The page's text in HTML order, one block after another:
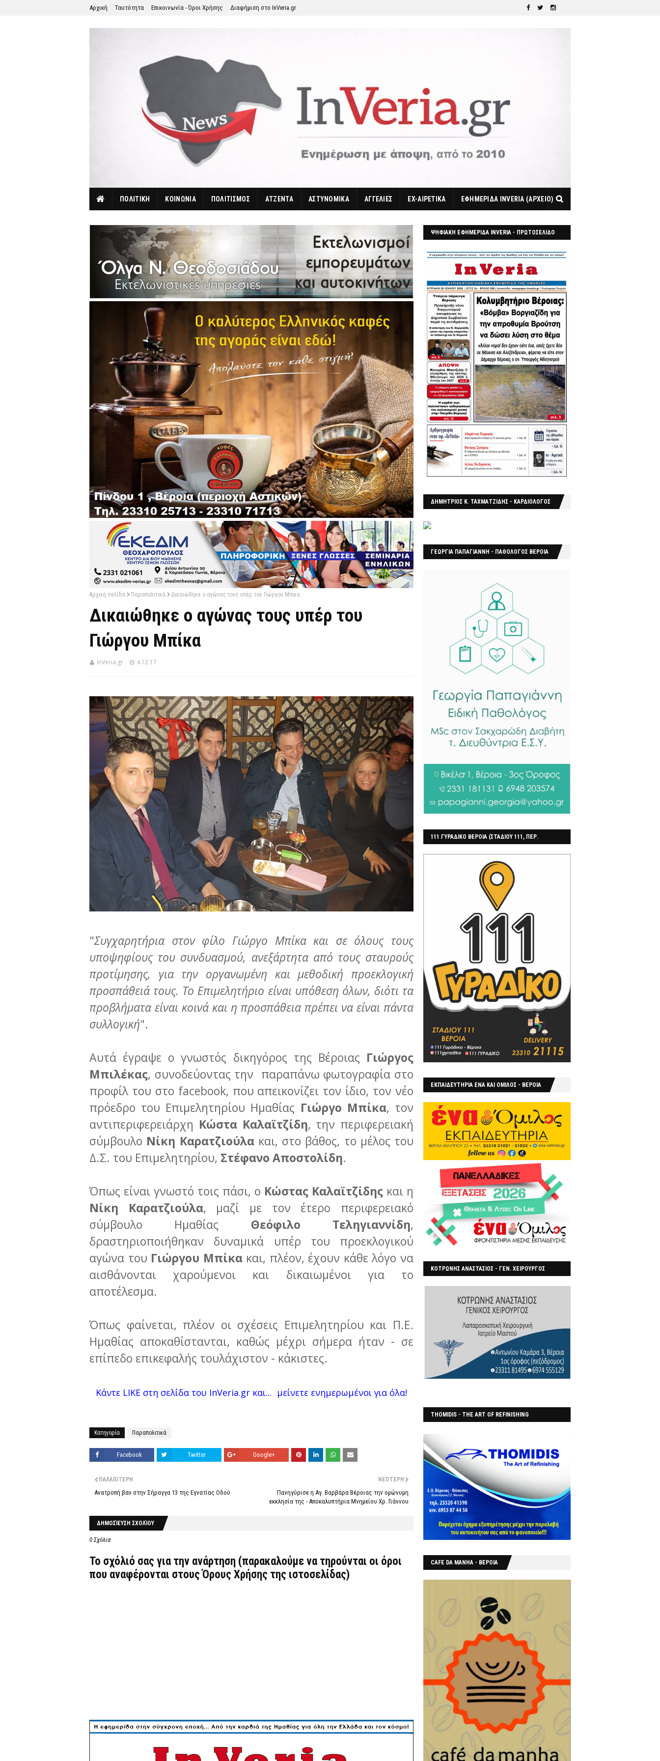
Αρχική Ταυτότητα Επικοινωνία - Όροι Χρήσης Διαφήμιση στο InVeria.gr
ΠΟΛΙΤΙΚΗ ΚΟΙΝΩΝΙΑ ΠΟΛΙΤΙΣΜΟΣ ΑΤΖΕΝΤΑ ΑΣΤΥΝΟΜΙΚΑ ΑΓΓΕΛΙΕΣ EX-ΑΙΡΕΤΙΚΑ ΕΦΗΜΕΡΙΔΑ INVERIA (ΑΡΧΕΙΟ)
Αρχική σελίδα Παραπολιτικά Δικαιώθηκε ο αγώνας τους υπέρ του Γιώργου Μπίκα
Δικαιώθηκε ο αγώνας τους υπέρ του
Γιώργου Μπίκα
InVeria.gr 4.12.17
"Συγχαρητήρια στον φίλο Γιώργο Μπίκα και σε όλους τους
υποψηφίους του συνδυασμού, ανεξάρτητα από τους σταυρούς
προτίμησης, για την οργανωμένη και μεθοδική προεκλογική
προσπάθειά τους. Το Επιμελητήριο είναι υπόθεση όλων, διότι τα
προβλήματα είναι κοινά και η προσπάθεια πρέπει να είναι πάντα
συλλογική".
Αυτά έγραψε ο γνωστός δικηγόρος της Βέροιας Γιώργος
Μπιλέκας, συνοδεύοντας την παραπάνω φωτογραφία στο
προφίλ του στο facebook, που απεικονίζει τον ίδιο, τον νέο
πρόεδρο του Επιμελητηρίου Ημαθίας Γιώργο Μπίκα, τον
αντιπεριφερειάρχη Κώστα Καλαϊτζίδη, την περιφερειακή
σύμβουλο Νίκη Καρατζιούλακαι, στο βάθος, το μέλος του
Δ.Σ. του Επιμελητηρίου, Στέφανο Αποστολίδη.
Όπως είναι γνωστό τοις πάσι, ο Κώστας Καλαϊτζίδης και η
Νίκη Καρατζιούλα, μαζί με τον έτερο περιφερειακό
σύμβουλο Ημαθίας Θεόφιλο Τεληγιαννίδη,
δραστηριοποιήθηκαν δυναμικά υπέρ του προεκλογικού
αγώνα του Γιώργου Μπίκακαι, πλέον, έχουν κάθε λόγο να
αισθάνονται χαρούμενοι και δικαιωμένοι για το
αποτέλεσμα.
Όπως φαίνεται, πλέον οι σχέσεις Επιμελητηρίου και Π.Ε.
Ημαθίας αποκαθίστανται, καθώς μέχρι σήμερα ήταν - σε
επίπεδο επικεφαλής τουλάχιστον - κάκιστες.
Κάντε LIKE στη σελίδα του InVeria.gr και... μείνετε ενημερωμένοι για όλα!
Κατηγορία Παραπολιτικά
Facebook Twitter Google+
ΝΕΌΤΕΡΗ
Πανηγύρισε η Αγ. Βαρβάρα Βέροιας την ομώνυμη
εκκλησία της - Αποκαλυπτήρια Μνημείου Χρ. Γιάννου
ΠΑΛΑΙΌΤΕΡΗ
Ανατροπή βαν στην Σήραγγα 13 της Εγνατίας Οδού
ΔΗΜΟΣΊΕΥΣΗ ΣΧΟΛΊΟΥ
0 Σχόλια
Το σχόλιό σας για την ανάρτηση (παρακαλούμε να τηρούνται οι όροι
που αναφέρονται στουςΌρους Χρήσης της ιστοσελίδας)
ΨΗΦΙΑΚΗ ΕΦΗΜΕΡΙΔΑ INVERIA - ΠΡΩΤΟΣΕΛΙΔΟ
ΔΗΜΗΤΡΙΟΣ Κ. ΤΑΧΜΑΤΖΙΔΗΣ - ΚΑΡΔΙΟΛΟΓΟΣ
ΓΕΩΡΓΙΑ ΠΑΠΑΓΙΑΝΝΗ - ΠΑΘΟΛΟΓΟΣ ΒΕΡΟΙΑ
111 ΓΥΡΑΔΙΚΟ ΒΕΡΟΙΑ (ΣΤΑΔΙΟΥ 111, ΠΕΡ.
ΕΚΠΑΙΔΕΥΤΗΡΙΑ ΕΝΑ ΚΑΙ ΟΜΙΛΟΣ - ΒΕΡΟΙΑ
ΚΟΤΡΩΝΗΣ ΑΝΑΣΤΑΣΙΟΣ - ΓΕΝ. ΧΕΙΡΟΥΡΓΟΣ
THOMIDIS - THE ART OF REFINISHING
CAFE DA MANHA - ΒΕΡΟΙΑ